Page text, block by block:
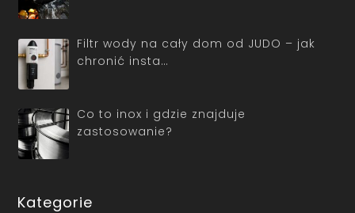
Filtr wody na cały dom od JUDO – jak
chronić insta…
Co to inox i gdzie znajduje
zastosowanie?
Kategorie